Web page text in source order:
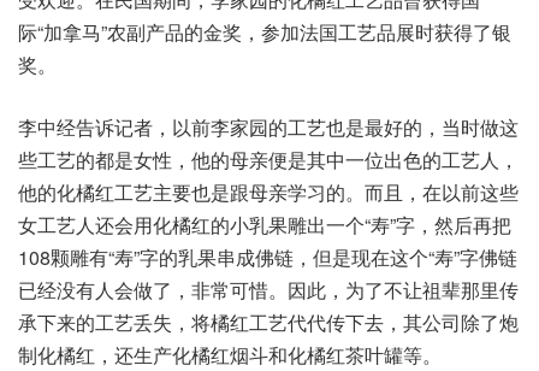
际“加拿马”农副产品的金奖，参加法国工艺品展时获得了银
奖。
李中经告诉记者，以前李家园的工艺也是最好的，当时做这
些工艺的都是女性，他的母亲便是其中一位出色的工艺人，
他的化橘红工艺主要也是跟母亲学习的。而且，在以前这些
女工艺人还会用化橘红的小乳果雕出一个“寿”字，然后再把
108颗雕有“寿”字的乳果串成佛链，但是现在这个“寿”字佛链
已经没有人会做了，非常可惜。因此，为了不让祖辈那里传
承下来的工艺丢失，将橘红工艺代代传下去，其公司除了炮
制化橘红，还生产化橘红烟斗和化橘红茶叶罐等。